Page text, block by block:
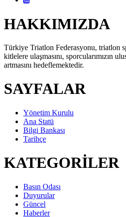
HAKKIMIZDA
Türkiye Triatlon Federasyonu, triatlon
kitlelere ulaşmasını, sporcularımızın
artmasını hedeflemektedir.
SAYFALAR
Yönetim Kurulu
Ana Statü
Bilgi Bankası
Tarihçe
KATEGORİLER
Basın Odası
Duyurular
Güncel
Haberler